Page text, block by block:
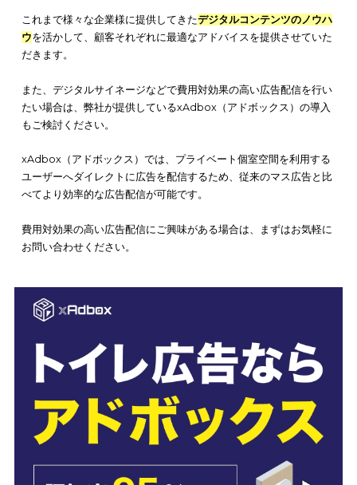
そこで、上記で紹介したチラシ広告のうち「デジタルチラシ広
を利用したいと思っても、知識やノウハウがない企業にとって
もし、効果的にデジタルチラシ広告を導入したい場合は、
xAdbox（アドボックス）のご利用をご検討ください。
xAdbox（アドボックス）は、エリアや設置施設に応じて配信
決められるため、従来のマス広告と比べて効率的な広告配信が
です。
設置している施設の利用者を分析し、男女や地域、職種、時間
ど細かくセグメントを分けて、よりターゲットに近いユーザー
サービスの内容や料金、広告出稿までの流れなどをわかりやす
対効果の高い広告方法なので、気になる方はぜひご覧ください。
＼費用対効果の高いデジタル広告なら／